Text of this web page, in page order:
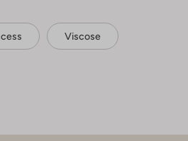
Viscose